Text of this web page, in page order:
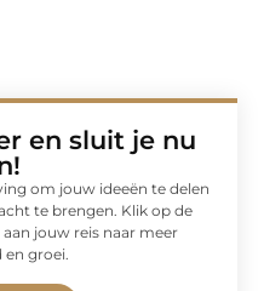
en sluit je nu
om jouw ideeën te delen
te brengen. Klik op de
aan jouw reis naar meer
en groei.